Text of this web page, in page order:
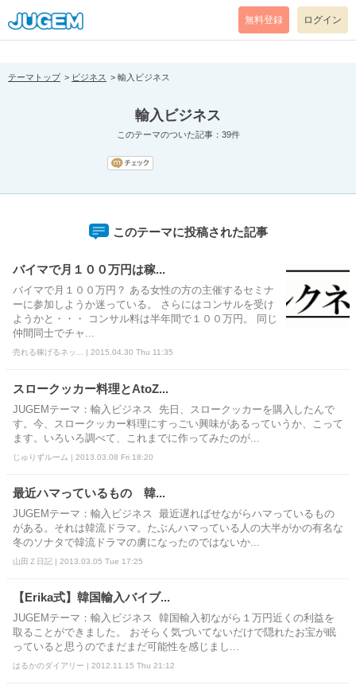
[pear_error: message="Success" code=0 mode=return level=notice
prefix="" info=""]
無料登録 ログイン
テーマトップ ビジネス 輸入ビジネス
輸入ビジネス
このテーマのついた記事：39件
このテーマに投稿された記事
バイマで月１００万円は稼...
バイマで月１００万円？ ある女性の方の主催するセミナ
ーに参加しようか迷っている。 さらにはコンサルを受け
ようかと・・・ コンサル料は半年間で１００万円。 同じ
仲間同士でチャ...
売れる稼げるネッ... | 2015.04.30 Thu 11:35
スロークッカー料理とAtoZ...
JUGEMテーマ：輸入ビジネス 先日、スロークッカーを購入したんで
す。今、スロークッカー料理にすっごい興味があるっていうか、こって
ます。いろいろ調べて、これまでに作ってみたのが...
じゅりずルーム | 2013.03.08 Fri 18:20
最近ハマっているもの 韓...
JUGEMテーマ：輸入ビジネス 最近遅ればせながらハマっているもの
がある。それは韓流ドラマ。たぶんハマっている人の大半がかの有名な
冬のソナタで韓流ドラマの虜になったのではないか...
山田Ｚ日記 | 2013.03.05 Tue 17:25
【Erika式】韓国輸入バイブ...
JUGEMテーマ：輸入ビジネス 韓国輸入初ながら１万円近くの利益を
取ることができました。 おそらく気づいてないだけで隠れたお宝が眠
っていると思うのでまだまだ可能性を感じまし...
はるかのダイアリー | 2012.11.15 Thu 21:12